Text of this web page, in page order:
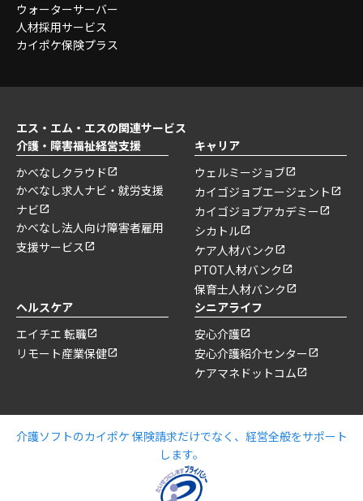
ウォーターサーバー
人材採用サービス
カイポケ保険プラス
エス・エム・エスの関連サービス
介護・障害福祉経営支援
かべなしクラウド
かべなし求人ナビ・就労支援
ナビ
かべなし法人向け障害者雇用
支援サービス
キャリア
ウェルミージョブ
カイゴジョブエージェント
カイゴジョブアカデミー
シカトル
ケア人材バンク
PTOT人材バンク
保育士人材バンク
ヘルスケア
エイチエ 転職
リモート産業保健
シニアライフ
安心介護
安心介護紹介センター
ケアマネドットコム
介護ソフトのカイポケ 保険請求だけでなく、経営全般をサポート
します。